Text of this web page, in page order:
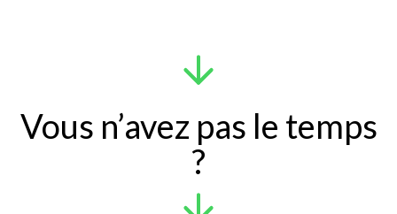
Vous n’avez pas le temps
?